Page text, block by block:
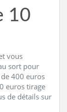
10
vous
sort pour
400 euros
euros tirage
de détails sur